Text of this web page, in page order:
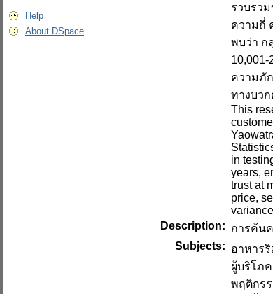
Help
About DSpace
รวบรว
ความถี่
พบว่า ก
ความภั
ทางบว
This
in
years,
trust at
price,
Description: การค้น
Subjects: อาหาร
ผู้บริโภ
พฤติกร